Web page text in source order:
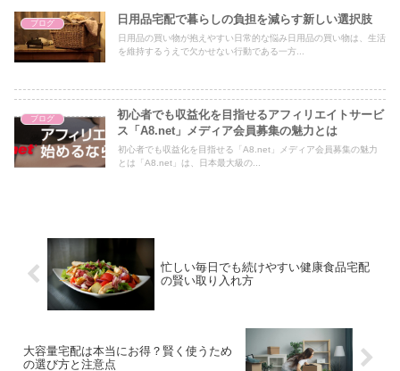
ブログ 日用品宅配で暮らしの負担を減らす新しい選択肢
日用品の買い物が抱えやすい日常的な悩み日用品の買い物は、生活
を維持するうえで欠かせない行動である一方...
ブログ
初心者でも収益化を目指せるアフィリエイトサービ
ス「A8.net」メディア会員募集の魅力とは
初心者でも収益化を目指せる「A8.net」メディア会員募集の魅力
とは「A8.net」は、日本最大級の...
忙しい毎日でも続けやすい健康食品宅配
の賢い取り入れ方
大容量宅配は本当にお得？賢く使うため
の選び方と注意点